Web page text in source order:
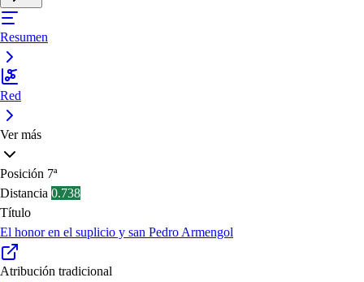
Resumen
Red
Ver más
Posición 7ª
Distancia 0.738
Título
El honor en el suplicio y san Pedro Armengol
Atribución tradicional